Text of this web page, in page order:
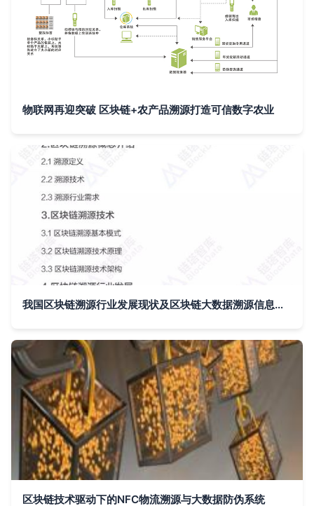
物联网再迎突破 区块链+农产品溯源打造可信数字农业
我国区块链溯源行业发展现状及区块链大数据溯源信息追踪系统应用分析
区块链技术驱动下的NFC物流溯源与大数据防伪系统